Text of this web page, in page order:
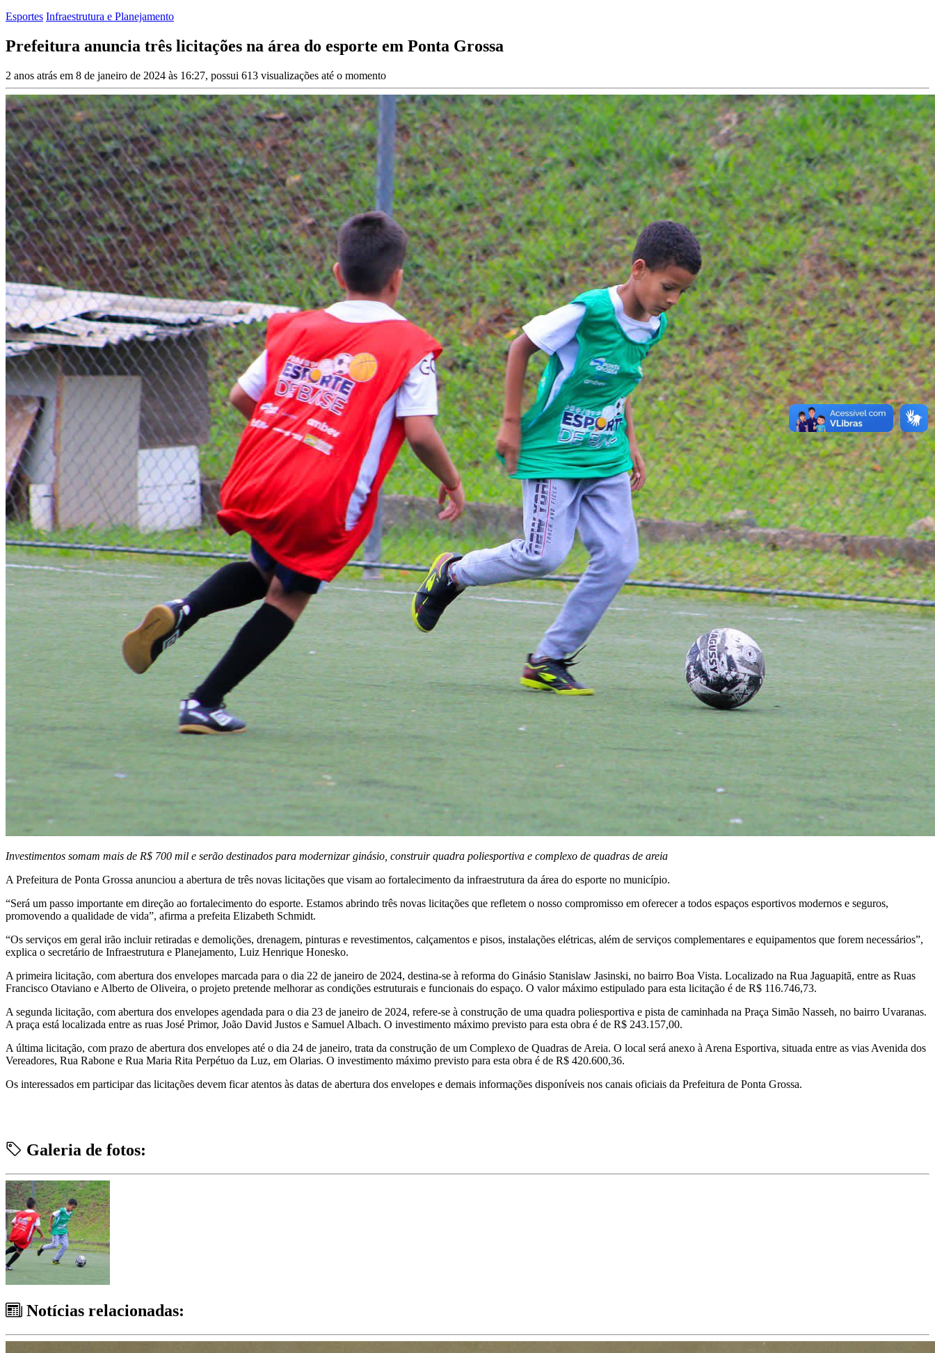
Esportes Infraestrutura e Planejamento
Prefeitura anuncia três licitações na área do esporte em Ponta Grossa
2 anos atrás em 8 de janeiro de 2024 às 16:27, possui 613 visualizações até o momento
Investimentos somam mais de R$ 700 mil e serão destinados para modernizar ginásio, construir quadra poliesportiva e complexo de quadras de areia
A Prefeitura de Ponta Grossa anunciou a abertura de três novas licitações que visam ao fortalecimento da infraestrutura da área do esporte no município.
“Será um passo importante em direção ao fortalecimento do esporte. Estamos abrindo três novas licitações que refletem o nosso compromisso em oferecer a todos espaços esportivos modernos e seguros,
promovendo a qualidade de vida”, afirma a prefeita Elizabeth Schmidt.
“Os serviços em geral irão incluir retiradas e demolições, drenagem, pinturas e revestimentos, calçamentos e pisos, instalações elétricas, além de serviços complementares e equipamentos que forem necessários”,
explica o secretário de Infraestrutura e Planejamento, Luiz Henrique Honesko.
A primeira licitação, com abertura dos envelopes marcada para o dia 22 de janeiro de 2024, destina-se à reforma do Ginásio Stanislaw Jasinski, no bairro Boa Vista. Localizado na Rua Jaguapitã, entre as Ruas
Francisco Otaviano e Alberto de Oliveira, o projeto pretende melhorar as condições estruturais e funcionais do espaço. O valor máximo estipulado para esta licitação é de R$ 116.746,73.
A segunda licitação, com abertura dos envelopes agendada para o dia 23 de janeiro de 2024, refere-se à construção de uma quadra poliesportiva e pista de caminhada na Praça Simão Nasseh, no bairro Uvaranas.
A praça está localizada entre as ruas José Primor, João David Justos e Samuel Albach. O investimento máximo previsto para esta obra é de R$ 243.157,00.
A última licitação, com prazo de abertura dos envelopes até o dia 24 de janeiro, trata da construção de um Complexo de Quadras de Areia. O local será anexo à Arena Esportiva, situada entre as vias Avenida dos
Vereadores, Rua Rabone e Rua Maria Rita Perpétuo da Luz, em Olarias. O investimento máximo previsto para esta obra é de R$ 420.600,36.
Os interessados em participar das licitações devem ficar atentos às datas de abertura dos envelopes e demais informações disponíveis nos canais oficiais da Prefeitura de Ponta Grossa.
Galeria de fotos:
Notícias relacionadas: